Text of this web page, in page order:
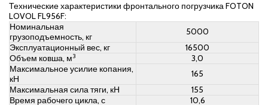
Технические характеристики фронтального погрузчика FOTON
LOVOL FL956F:
Номинальная
грузоподъемность, кг
5000
Эксплуатационный вес, кг
16500
Объем ковша, м3
3,0
Максимальное усилие копания,
кН
165
Максимальная сила тяги, кН
155
Время рабочего цикла, с
10,6